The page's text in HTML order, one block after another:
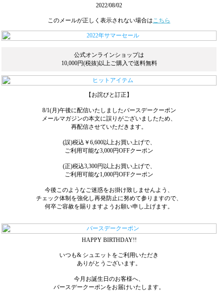
2022/08/02
このメールが正しく表示されない場合はこちら
公式オンラインショップは
10,000円(税抜)以上ご購入で送料無料
【お詫びと訂正】
8/1(月)午後に配信いたしましたバースデークーポン
メールマガジンの本文に誤りがございましたため、
再配信させていただきます。
(誤)税込￥6,600以上お買い上げで、
ご利用可能な3,000円OFFクーポン
(正)税込3,300円以上お買い上げで、
ご利用可能な1,000円OFFクーポン
今後このようなご迷惑をお掛け致しませんよう、
チェック体制を強化し再発防止に努めて参りますので、
何卒ご容赦を賜りますようお願い申し上げます。
HAPPY BIRTHDAY!!
いつも& シュエットをご利用いただき
ありがとうございます。
今月お誕生日のお客様へ、
バースデークーポンをお届けいたします。